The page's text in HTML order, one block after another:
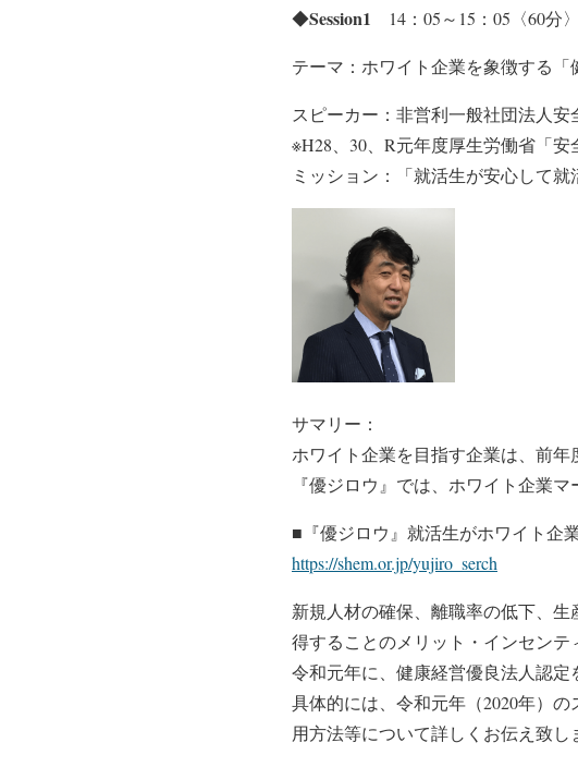
◆Session1 14：05～15：05〈60分〉
テーマ：ホワイト企業を象徴する
スピーカー：非営利一般社団法
※H28、30、R元年度厚生労働省「
ミッション：「就活生が安心して就
サマリー：
ホワイト企業を目指す企業は、前年
『優ジロウ』では、ホワイト企業
■『優ジロウ』就活生がホワイト企
https://shem.or.jp/yujiro_serch
新規人材の確保、離職率の低下、
得することのメリット・インセンテ
令和元年に、健康経営優良法人認定
具体的には、令和元年（2020年）
用方法等について詳しくお伝え致し